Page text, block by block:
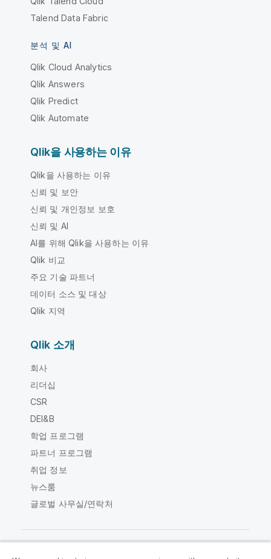
Talend Data Fabric
분석 및 AI
Qlik Cloud Analytics
Qlik Answers
Qlik Predict
Qlik Automate
Qlik을 사용하는 이유
Qlik을 사용하는 이유
신뢰 및 보안
신뢰 및 개인정보 보호
신뢰 및 AI
AI를 위해 Qlik을 사용하는 이유
Qlik 비교
주요 기술 파트너
데이터 소스 및 대상
Qlik 지역
Qlik 소개
회사
리더십
CSR
DEI&B
학업 프로그램
파트너 프로그램
취업 정보
뉴스룸
글로벌 사무실/연락처